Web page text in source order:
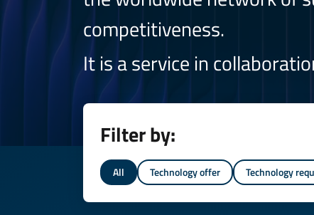
competitiveness.
It is a service in
Filter by:
All Technology offer Technology